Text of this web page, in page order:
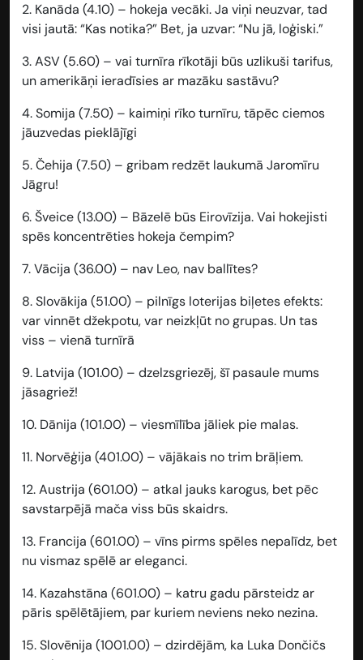
2. Kanāda (4.10) – hokeja vecāki. Ja viņi neuzvar, tad
visi jautā: “Kas notika?” Bet, ja uzvar: “Nu jā, loģiski.”
3. ASV (5.60) – vai turnīra rīkotāji būs uzlikuši tarifus,
un amerikāņi ieradīsies ar mazāku sastāvu?
4. Somija (7.50) – kaimiņi rīko turnīru, tāpēc ciemos
jāuzvedas pieklājīgi
5. Čehija (7.50) – gribam redzēt laukumā Jaromīru
Jāgru!
6. Šveice (13.00) – Bāzelē būs Eirovīzija. Vai hokejisti
spēs koncentrēties hokeja čempim?
7. Vācija (36.00) – nav Leo, nav ballītes?
8. Slovākija (51.00) – pilnīgs loterijas biļetes efekts:
var vinnēt džekpotu, var neizkļūt no grupas. Un tas
viss – vienā turnīrā
9. Latvija (101.00) – dzelzsgriezēj, šī pasaule mums
jāsagriež!
10. Dānija (101.00) – viesmīlība jāliek pie malas.
11. Norvēģija (401.00) – vājākais no trim brāļiem.
12. Austrija (601.00) – atkal jauks karogus, bet pēc
savstarpējā mača viss būs skaidrs.
13. Francija (601.00) – vīns pirms spēles nepalīdz, bet
nu vismaz spēlē ar eleganci.
14. Kazahstāna (601.00) – katru gadu pārsteidz ar
pāris spēlētājiem, par kuriem neviens neko nezina.
15. Slovēnija (1001.00) – dzirdējām, ka Luka Dončičs